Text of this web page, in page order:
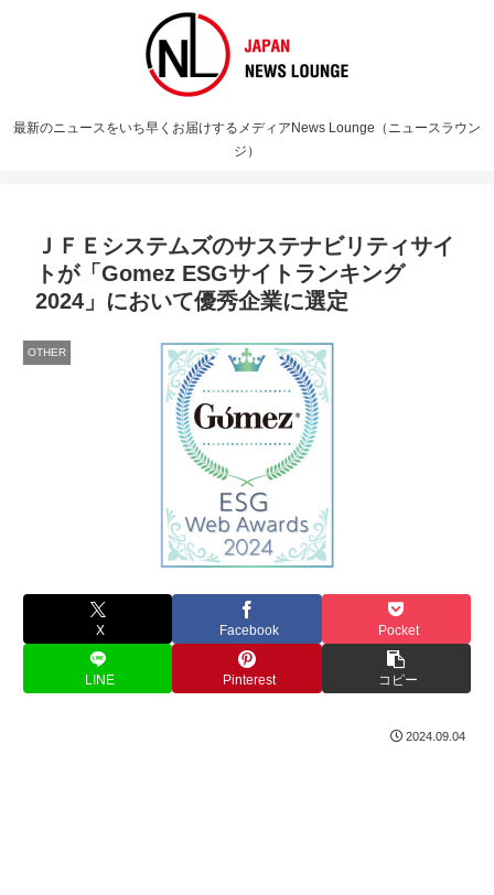
最新のニュースをいち早くお届けするメディアNews Lounge（ニュースラウン
ジ）
ＪＦＥシステムズのサステナビリティサイ
トが「Gomez ESGサイトランキング
2024」において優秀企業に選定
OTHER
X Facebook Pocket
LINE Pinterest コピー
2024.09.04